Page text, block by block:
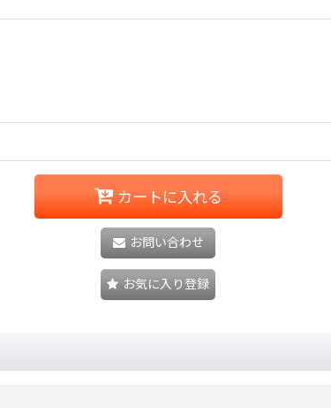
カートに入れる
お問い合わせ
お気に入り登録